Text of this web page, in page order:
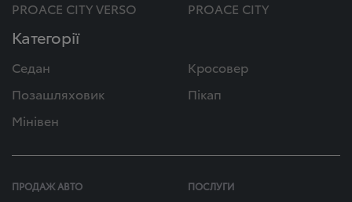
PROACE CITY VERSO
PROACE CITY
Категорії
Седан
Кросовер
Позашляховик
Пікап
Мінівен
ПРОДАЖ АВТО ПОСЛУГИ